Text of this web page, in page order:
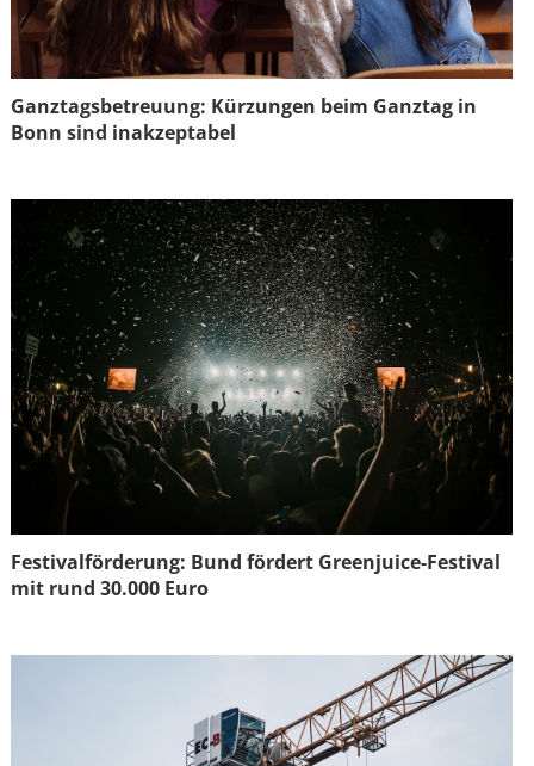
Ganztagsbetreuung: Kürzungen beim Ganztag in
Bonn sind inakzeptabel
Festivalförderung: Bund fördert Greenjuice-Festival
mit rund 30.000 Euro